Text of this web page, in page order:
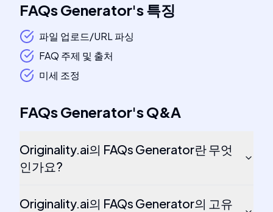
FAQs Generator's특징
파일 업로드/URL 파싱
FAQ 주제 및 출처
미세 조정
FAQs Generator'sQ&A
Originality.ai의 FAQs Generator란 무엇
인가요?
Originality.ai의 FAQs Generator의 고유